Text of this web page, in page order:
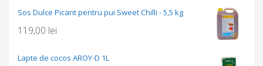
Sos Dulce Picant pentru pui Sweet Chilli - 5,5 kg
119,00 lei
Lapte de cocos AROY-D 1L